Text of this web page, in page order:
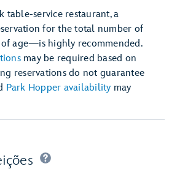
table-service restaurant, a
for the total number of
age—is highly recommended.
may be required based on
reservations do not guarantee
Park Hopper availability may